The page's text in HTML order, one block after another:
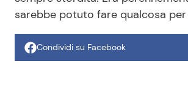
sarebbe potuto fare qualcosa
Condividi su Facebook